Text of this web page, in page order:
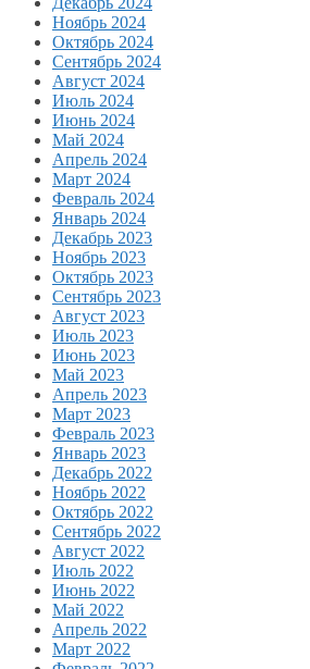
Ноябрь 2024
Октябрь 2024
Сентябрь 2024
Август 2024
Июль 2024
Июнь 2024
Май 2024
Апрель 2024
Март 2024
Февраль 2024
Январь 2024
Декабрь 2023
Ноябрь 2023
Октябрь 2023
Сентябрь 2023
Август 2023
Июль 2023
Июнь 2023
Май 2023
Апрель 2023
Март 2023
Февраль 2023
Январь 2023
Декабрь 2022
Ноябрь 2022
Октябрь 2022
Сентябрь 2022
Август 2022
Июль 2022
Июнь 2022
Май 2022
Апрель 2022
Март 2022